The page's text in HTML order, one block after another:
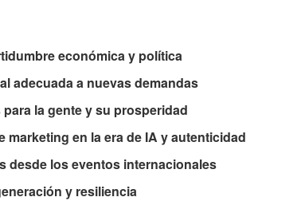
económica y política
adecuada a nuevas demandas
la gente y su prosperidad
marketing en la era de IA y autenticidad
desde los eventos internacionales
y resiliencia